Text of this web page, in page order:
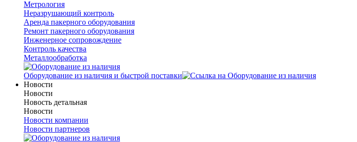
Метрология
Неразрушающий контроль
Аренда пакерного оборудования
Ремонт пакерного оборудования
Инженерное сопровождение
Контроль качества
Металлообработка
Оборудование из наличия и быстрой поставки
Новости
Новости
Новость детальная
Новости
Новости компании
Новости партнеров